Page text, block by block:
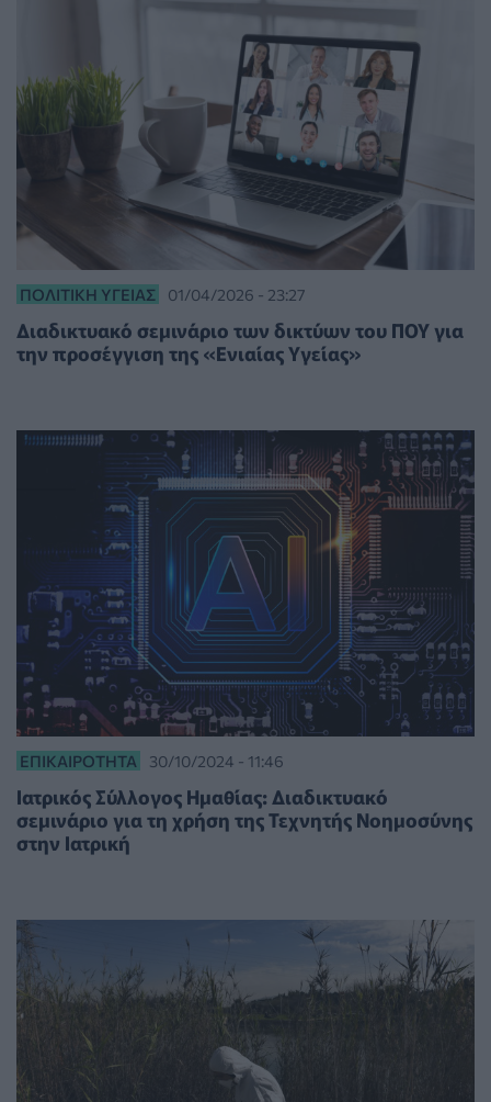
ΠΟΛΙΤΙΚΉ ΥΓΕΊΑΣ 01/04/2026 - 23:27
Διαδικτυακό σεμινάριο των δικτύων του ΠΟΥ για
την προσέγγιση της «Ενιαίας Υγείας»
ΕΠΙΚΑΙΡΌΤΗΤΑ 30/10/2024 - 11:46
Ιατρικός Σύλλογος Ημαθίας: Διαδικτυακό
σεμινάριο για τη χρήση της Τεχνητής Νοημοσύνης
στην Ιατρική